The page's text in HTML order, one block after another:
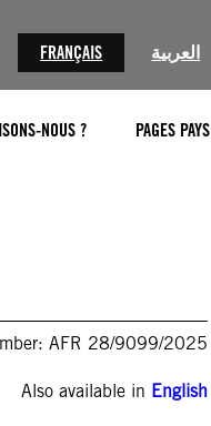
FRANÇAIS العربية
NOUS ? PAGES PAYS
AFR 28/9099/2025
Also available in English